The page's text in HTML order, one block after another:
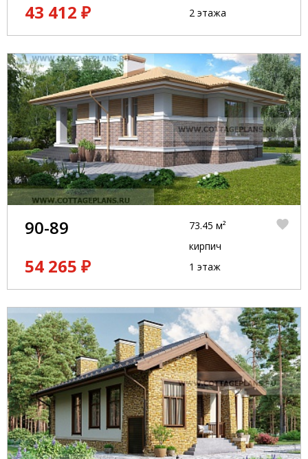
43 412 ₽
2 этажа
90-89
54 265 ₽
73.45 м²
кирпич
1 этаж